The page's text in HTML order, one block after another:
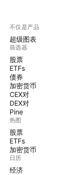
不仅是产品
超级图表
筛选器
股票
ETFs
债券
加密货币
CEX对
DEX对
Pine
热图
股票
ETFs
加密货币
日历
经济